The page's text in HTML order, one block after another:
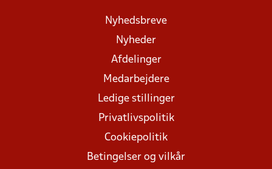
Nyhedsbreve
Nyheder
Afdelinger
Medarbejdere
Ledige stillinger
Privatlivspolitik
Cookiepolitik
Betingelser og vilkår